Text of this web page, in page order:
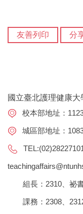
友善列印 分
國立臺北護理健康
校本部地址：
城區部地址：
組長：2310、祕
課務：2308、2312